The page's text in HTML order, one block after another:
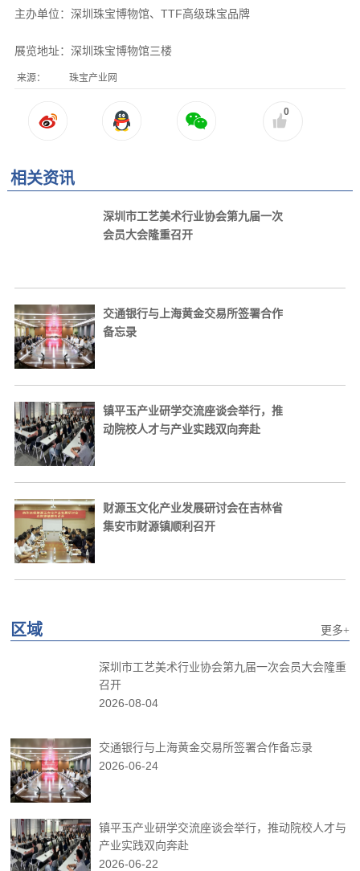
主办单位：深圳珠宝博物馆、TTF高级珠宝品牌
展览地址：深圳珠宝博物馆三楼
来源： 珠宝产业网
0
相关资讯
深圳市工艺美术行业协会第九届一次
会员大会隆重召开
交通银行与上海黄金交易所签署合作
备忘录
镇平玉产业研学交流座谈会举行，推
动院校人才与产业实践双向奔赴
财源玉文化产业发展研讨会在吉林省
集安市财源镇顺利召开
区域 更多+
深圳市工艺美术行业协会第九届一次会员大会隆重
召开
2026-08-04
交通银行与上海黄金交易所签署合作备忘录
2026-06-24
镇平玉产业研学交流座谈会举行，推动院校人才与
产业实践双向奔赴
2026-06-22